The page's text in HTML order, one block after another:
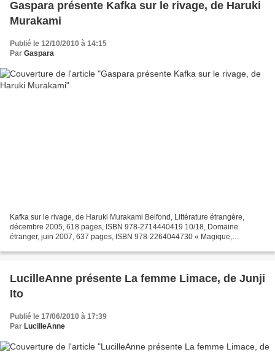
Gaspara présente Kafka sur le rivage, de Haruki
Murakami
Publié le 12/10/2010 à 14:15
Par Gaspara
Kafka sur le rivage, de Haruki Murakami Belfond, Littérature étrangère,
décembre 2005, 618 pages, ISBN 978-2714440419 10/18, Domaine
étranger, juin 2007, 637 pages, ISBN 978-2264044730 « Magique,
LucilleAnne présente La femme Limace, de Junji
Ito
Publié le 17/06/2010 à 17:39
Par LucilleAnne